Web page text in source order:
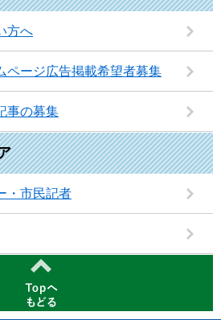
方へ
ページ広告掲載希望者募集
事の募集
・市民記者